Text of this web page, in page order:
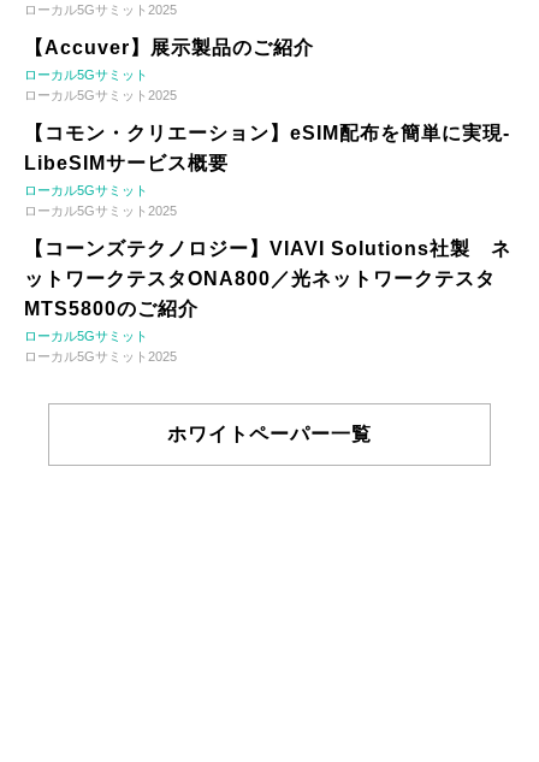
ローカル5Gサミット2025
【Accuver】展示製品のご紹介
ローカル5Gサミット
ローカル5Gサミット2025
【コモン・クリエーション】eSIM配布を簡単に実現-
LibeSIMサービス概要
ローカル5Gサミット
ローカル5Gサミット2025
【コーンズテクノロジー】VIAVI Solutions社製 ネ
ットワークテスタONA800／光ネットワークテスタ
MTS5800のご紹介
ローカル5Gサミット
ローカル5Gサミット2025
ホワイトペーパー一覧